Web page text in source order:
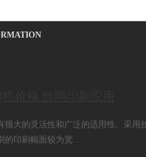
很大的灵活性和广泛的适用性。采
的印刷幅面较为宽...